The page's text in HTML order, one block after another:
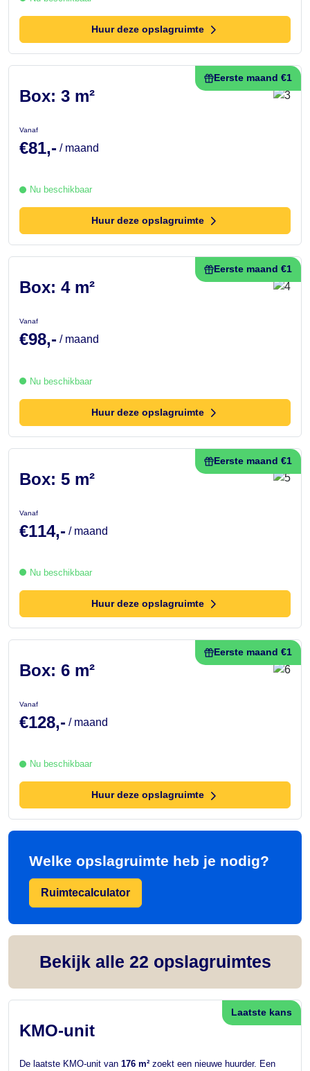
Huur deze opslagruimte
Eerste maand €1
Box: 3 m²
Vanaf
€81,- / maand
Nu beschikbaar
Huur deze opslagruimte
Eerste maand €1
Box: 4 m²
Vanaf
€98,- / maand
Nu beschikbaar
Huur deze opslagruimte
Eerste maand €1
Box: 5 m²
Vanaf
€114,- / maand
Nu beschikbaar
Huur deze opslagruimte
Eerste maand €1
Box: 6 m²
Vanaf
€128,- / maand
Nu beschikbaar
Huur deze opslagruimte
Welke opslagruimte heb je nodig?
Ruimtecalculator
Bekijk alle 22 opslagruimtes
Laatste kans
KMO-unit
De laatste KMO-unit van 176 m² zoekt een nieuwe huurder. Een